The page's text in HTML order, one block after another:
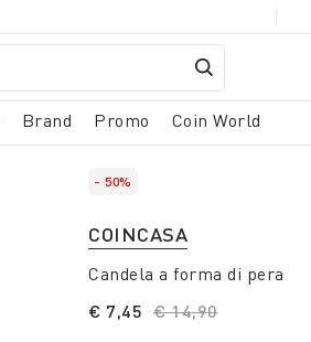
Brand Promo Coin World
- 50%
COINCASA
Candela a forma di pera
Price reduced from
€ 14,90to
€ 7,45